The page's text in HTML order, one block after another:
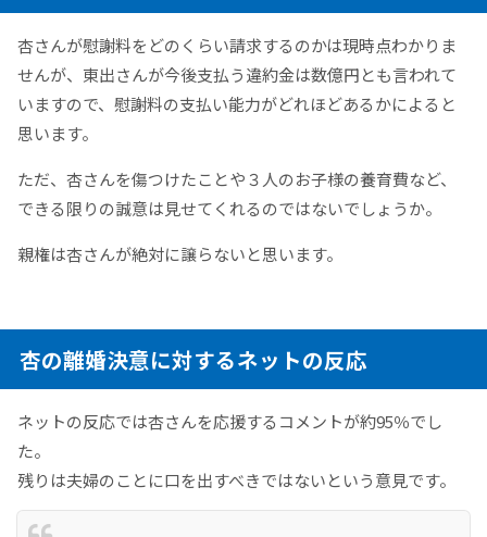
杏さんが慰謝料をどのくらい請求するのかは現時点わかりま
せんが、東出さんが今後支払う違約金は数億円とも言われて
いますので、慰謝料の支払い能力がどれほどあるかによると
思います。
ただ、杏さんを傷つけたことや３人のお子様の養育費など、
できる限りの誠意は見せてくれるのではないでしょうか。
親権は杏さんが絶対に譲らないと思います。
杏の離婚決意に対するネットの反応
ネットの反応では杏さんを応援するコメントが約95％でし
た。
残りは夫婦のことに口を出すべきではないという意見です。